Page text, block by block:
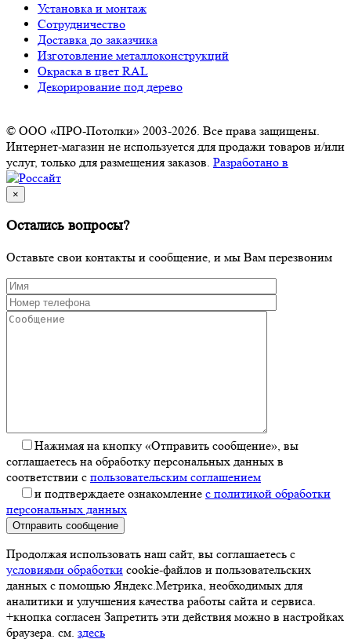
Установка и монтаж
Сотрудничество
Доставка до заказчика
Изготовление металлоконструкций
Окраска в цвет RAL
Декорирование под дерево
© ООО «ПРО-Потолки» 2003-2026. Все права защищены.
Интернет-магазин не используется для продажи товаров и/или
услуг, только для размещения заказов. Разработано в
×
Остались вопросы?
Оставьте свои контакты и сообщение, и мы Вам перезвоним
Нажимая на кнопку «Отправить сообщение», вы
соглашаетесь на обработку персональных данных в
соответствии с пользовательским соглашением
и подтверждаете ознакомление с политикой обработки
персональных данных
Отправить сообщение
Продолжая использовать наш сайт, вы соглашаетесь с
условиями обработки cookie-файлов и пользовательских
данных с помощью Яндекс.Метрика, необходимых для
аналитики и улучшения качества работы сайта и сервиса.
+кнопка согласен Запретить эти действия можно в настройках
браузера. см. здесь